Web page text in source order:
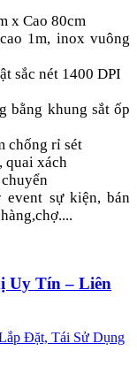
x Cao 80cm
1m, inox vuông
sắc nét 1400 DPI
bằng khung sắt ốp
chống rỉ sét
quai xách
event sự kiện, bán
Uy Tín – Liên